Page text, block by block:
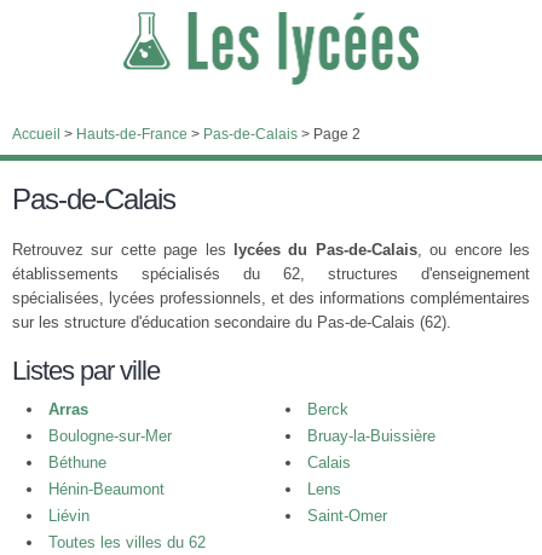
Accueil > Hauts-de-France > Pas-de-Calais > Page 2
Pas-de-Calais
Retrouvez sur cette page les lycées du Pas-de-Calais, ou encore les
établissements spécialisés du 62, structures d'enseignement
spécialisées, lycées professionnels, et des informations complémentaires
sur les structure d'éducation secondaire du Pas-de-Calais (62).
Listes par ville
Arras
Berck
Boulogne-sur-Mer
Bruay-la-Buissière
Béthune
Calais
Hénin-Beaumont
Lens
Liévin
Saint-Omer
Toutes les villes du 62